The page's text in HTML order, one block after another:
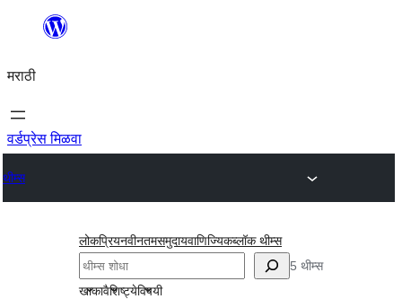
सामुग्रीवर
मराठी
वर्डप्रेस मिळवा
थीम्स
लोकप्रियनवीनतमसमुदायवाणिज्यिकब्लॉक थीम्स
शोधा
5 थीम्स
खाकावैशिष्ट्येविषयी